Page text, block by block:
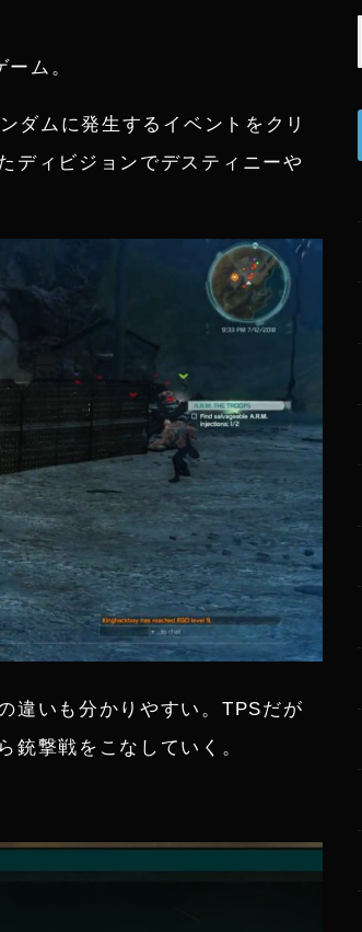
ム。
ダムに発生するイベントをクリ
ディビジョンでデスティニーや
違いも分かりやすい。TPSだが
銃撃戦をこなしていく。